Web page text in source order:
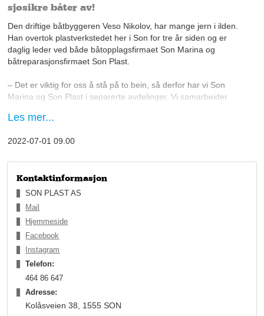
sjøsikre båter av!
Den driftige båtbyggeren Veso Nikolov, har mange jern i ilden.
Han overtok plastverkstedet her i Son for tre år siden og er
daglig leder ved både båtopplagsfirmaet Son Marina og
båtreparasjonsfirmaet Son Plast.
– Det er viktig for oss å stå på to bein, så derfor har vi Son
Marina og Son Plast i separerte avdelinger. Vi samarbeider
Marina, forklarer Veso.
Les mer...
2022-07-01 09.00
Kontaktinformasjon
SON PLAST AS
Mail
Hjemmeside
Facebook
Instagram
Telefon:
464 86 647
Adresse:
Kolåsveien 38, 1555 SON